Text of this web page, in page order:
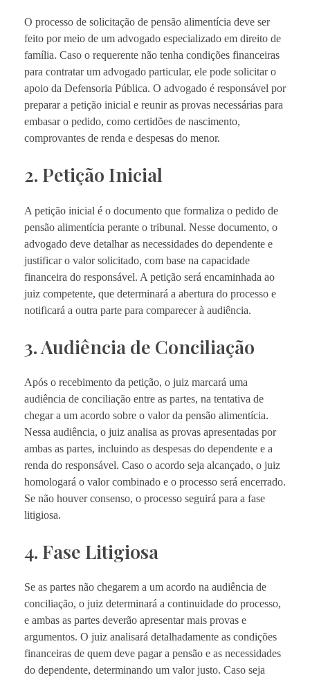
O processo de solicitação de pensão alimentícia deve ser
feito por meio de um advogado especializado em direito de
família. Caso o requerente não tenha condições financeiras
para contratar um advogado particular, ele pode solicitar o
apoio da Defensoria Pública. O advogado é responsável por
preparar a petição inicial e reunir as provas necessárias para
embasar o pedido, como certidões de nascimento,
comprovantes de renda e despesas do menor.
2. Petição Inicial
A petição inicial é o documento que formaliza o pedido de
pensão alimentícia perante o tribunal. Nesse documento, o
advogado deve detalhar as necessidades do dependente e
justificar o valor solicitado, com base na capacidade
financeira do responsável. A petição será encaminhada ao
juiz competente, que determinará a abertura do processo e
notificará a outra parte para comparecer à audiência.
3. Audiência de Conciliação
Após o recebimento da petição, o juiz marcará uma
audiência de conciliação entre as partes, na tentativa de
chegar a um acordo sobre o valor da pensão alimentícia.
Nessa audiência, o juiz analisa as provas apresentadas por
ambas as partes, incluindo as despesas do dependente e a
renda do responsável. Caso o acordo seja alcançado, o juiz
homologará o valor combinado e o processo será encerrado.
Se não houver consenso, o processo seguirá para a fase
litigiosa.
4. Fase Litigiosa
Se as partes não chegarem a um acordo na audiência de
conciliação, o juiz determinará a continuidade do processo,
e ambas as partes deverão apresentar mais provas e
argumentos. O juiz analisará detalhadamente as condições
financeiras de quem deve pagar a pensão e as necessidades
do dependente, determinando um valor justo. Caso seja